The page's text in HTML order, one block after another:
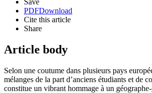
PDFDownload
Cite this article
Share
Article body
Selon une coutume dans plusieurs pays
mélanges de la part d’anciens étudiants et de
constitue un vibrant hommage à un